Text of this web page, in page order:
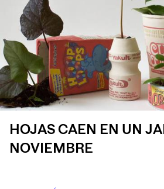
HOJAS CAEN EN UN
NOVIEMBRE